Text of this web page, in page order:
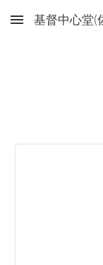
Skip to main
基督中心堂(